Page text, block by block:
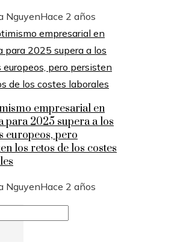
NguyenHace 2 años
empresarial en
para 2025 supera a los
europeos, pero
los retos de los costes
NguyenHace 2 años